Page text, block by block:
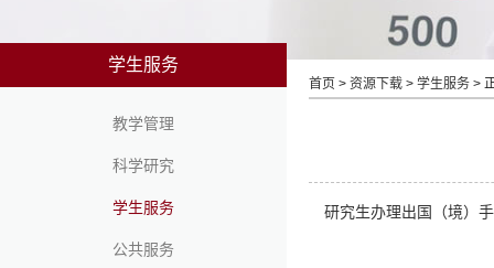
学生服务
教学管理
科学研究
学生服务
公共服务
首页 > 资源下载 > 学生服务 >
研究生办理出国（境）